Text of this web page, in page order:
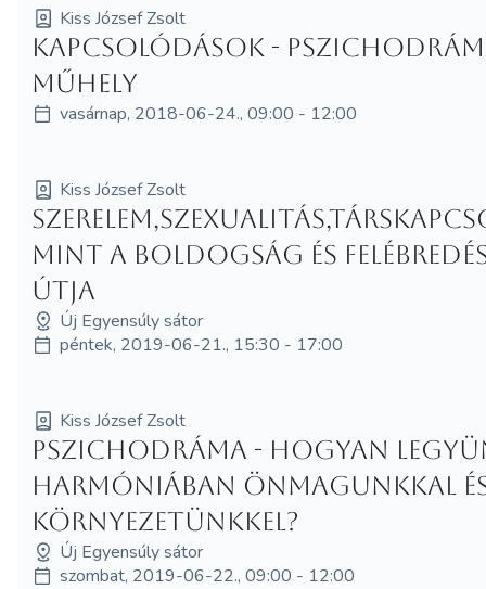
Kiss József Zsolt
Kapcsolódások -
műhely
vasárnap, 2018-06-24., 09:00 - 12:00
Kiss József Zsolt
mint a boldogság és
útja
Új Egyensúly sátor
péntek, 2019-06-21., 15:30 - 17:00
Kiss József Zsolt
Pszichodráma - Hogyan
harmóniában önmagunkkal
környezetünkkel?
Új Egyensúly sátor
szombat, 2019-06-22., 09:00 - 12:00